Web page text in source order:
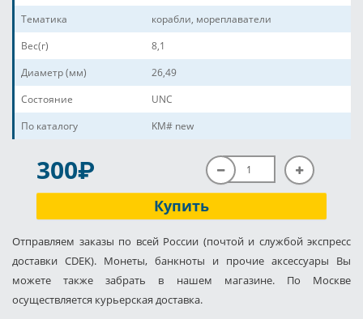
Тематика
корабли, мореплаватели
Вес(г)
8,1
Диаметр (мм)
26,49
Состояние
UNC
По каталогу
KM# new
300P
Купить
Отправляем заказы по всей России (почтой и службой экспресс
доставки CDEK). Монеты, банкноты и прочие аксессуары Вы
можете также забрать в нашем магазине. По Москве
осуществляется курьерская доставка.